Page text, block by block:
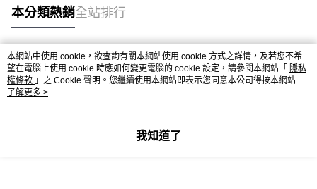
本分類熱銷全站排行
熱門標籤
本網站中使用 cookie，欲查詢有關本網站使用 cookie 方式之詳情，及若您不希
望在電腦上使用 cookie 時應如何變更電腦的 cookie 設定，請參閱本網站「 隱私
權條款 」之 Cookie 聲明。您繼續使用本網站即表示您同意本公司得按本網站使
用條款之 Cookie 聲明使用 cookie。
了解更多 >
我知道了